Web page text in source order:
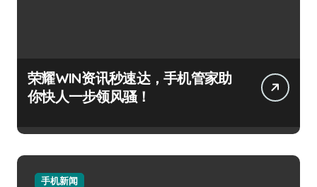
荣耀WIN资讯秒速达，手机管家助
你快人一步领风骚！
手机新闻